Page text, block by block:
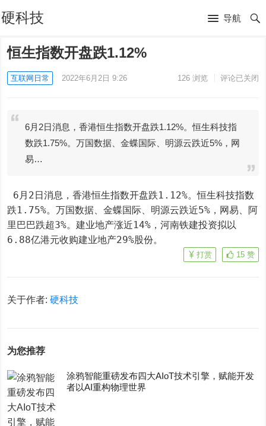
硬科技 导航
恒生指数开盘跌1.12%
互联网日常 2022年6月2日 9:26 126浏览 评论已关闭
6月2日消息，香港恒生指数开盘跌1.12%。恒生科技指
数跌1.75%。万国数据、金蝶国际、明源云跌近5%，网
易…
跌1.75%。万国数据、金蝶国际、明源云跌近5%，网易、阿
里巴巴跌超3%。建业地产涨近14%，河南铁建投资拟以
6.88亿港元收购建业地产29%股份。
15 赞
打赏
关于作者:硬科技
为您推荐
涂鸦智能重磅发布四大AIoT技术引擎，赋能开发
者以AI重构物理世界